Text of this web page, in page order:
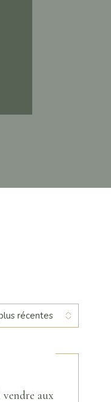
récentes
aux